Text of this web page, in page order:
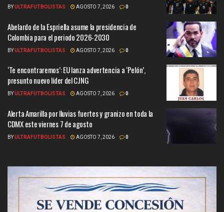
BYULTRAFUTBOLISTAS AGOSTO 7, 2026 0
Abelardo de la Espriella asume la presidencia de
Colombia para el periodo 2026-2030
BYULTRAFUTBOLISTAS AGOSTO 7, 2026 0
‘Te encontraremos’: EU lanza advertencia a ‘Pelón’,
presunto nuevo líder del CJNG
BYULTRAFUTBOLISTAS AGOSTO 7, 2026 0
Alerta Amarilla por lluvias fuertes y granizo en toda la
CDMX este viernes 7 de agosto
BYULTRAFUTBOLISTAS AGOSTO 7, 2026 0